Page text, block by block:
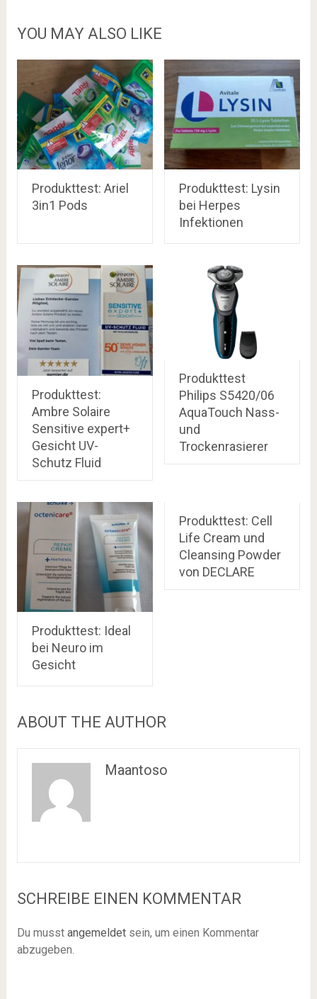
YOU MAY ALSO LIKE
Produkttest: Ariel
3in1 Pods
Produkttest: Lysin
bei Herpes
Infektionen
Produkttest:
Ambre Solaire
Sensitive expert+
Gesicht UV-
Schutz Fluid
Produkttest
Philips S5420/06
AquaTouch Nass-
und
Trockenrasierer
Produkttest: Ideal
bei Neuro im
Gesicht
Produkttest: Cell
Life Cream und
Cleansing Powder
von DECLARE
ABOUT THE AUTHOR
Maantoso
SCHREIBE EINEN KOMMENTAR
Du musst angemeldetsein, um einen Kommentar
abzugeben.